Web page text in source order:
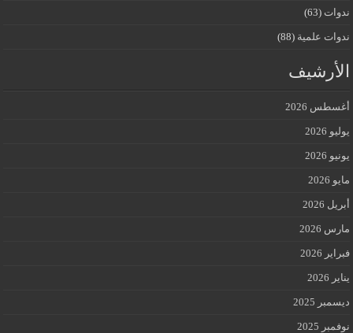
ندوات (63)
ندوات علمية (88)
الأرشيف
أغسطس 2026
يوليو 2026
يونيو 2026
مايو 2026
أبريل 2026
مارس 2026
فبراير 2026
يناير 2026
ديسمبر 2025
نوفمبر 2025